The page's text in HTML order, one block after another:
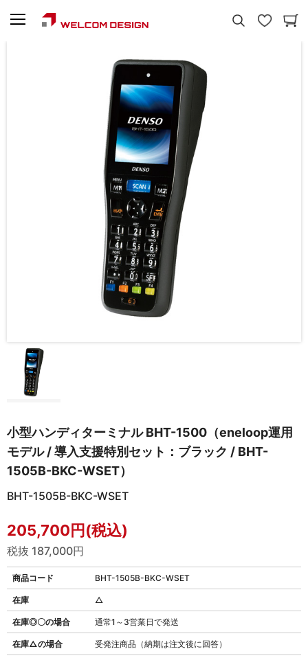
小型ハンディターミナル BHT-1500（eneloop運用
モデル / 導入支援特別セット：ブラック / BHT-
1505B-BKC-WSET）
BHT-1505B-BKC-WSET
205,700円(税込)
税抜 187,000円
商品コード BHT-1505B-BKC-WSET
在庫◎〇の場合 通常1～3営業日で発送
在庫△の場合 受発注商品（納期は注文後に回答）
在庫 △